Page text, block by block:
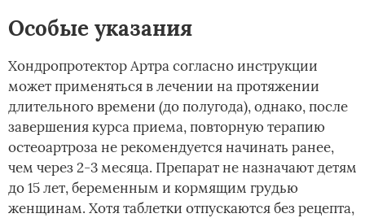
Особые указания
Хондропротектор Артра согласно инструкции
может применяться в лечении на протяжении
длительного времени (до полугода), однако, после
завершения курса приема, повторную терапию
остеоартроза не рекомендуется начинать ранее,
чем через 2-3 месяца. Препарат не назначают детям
до 15 лет, беременным и кормящим грудью
женщинам. Хотя таблетки отпускаются без рецепта,